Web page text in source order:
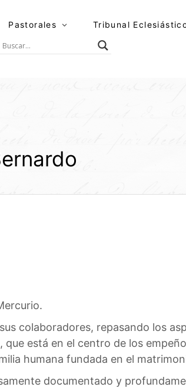
Pastorales Tribunal
colaboradores, repasando los
está en el centro de los
humana fundada en el
documentado y